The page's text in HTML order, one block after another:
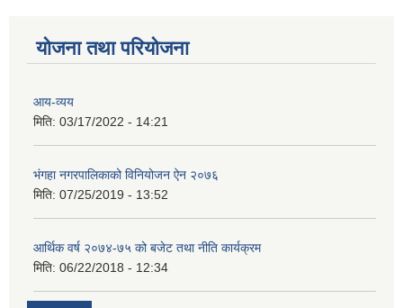
योजना तथा परियोजना
आय-व्यय
मिति: 03/17/2022 - 14:21
भंगहा नगरपालिकाको विनियोजन ऐन २०७६
मिति: 07/25/2019 - 13:52
आर्थिक वर्ष २०७४-७५ को बजेट तथा नीति कार्यक्रम
मिति: 06/22/2018 - 12:34